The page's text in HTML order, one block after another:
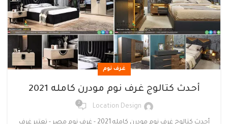
غرف نوم
أحدث كتالوج غرف نوم مودرن كامله 2021
Location Design
2